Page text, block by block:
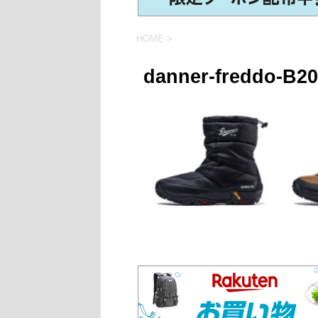
HOME >
danner-freddo-